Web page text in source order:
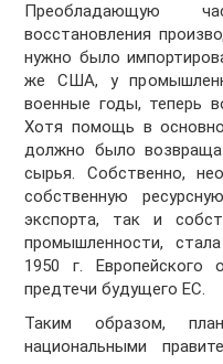
Преобладающую
восстановления
нужно было
же США, у
военные годы, теперь
Хотя помощь в
должно было
сырья. Собственно,
собственную
экспорта, так и
промышленности,
1950 г.
предтечи будущего ЕС.
Таким образом,
национальными